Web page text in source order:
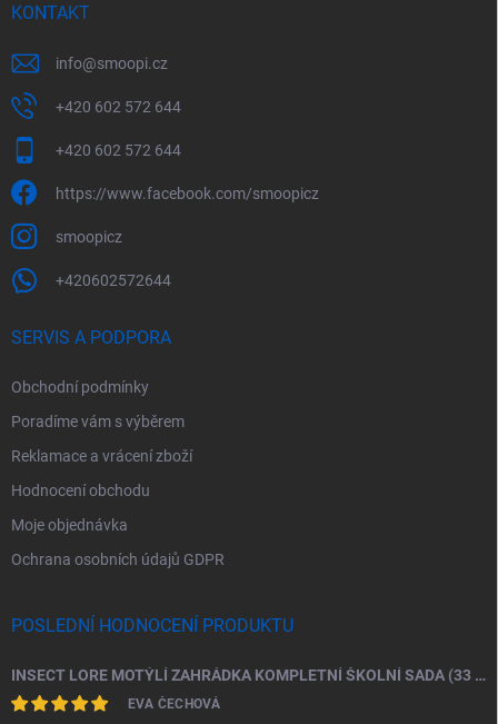
KONTAKT
info@smoopi.cz
+420 602 572 644
+420 602 572 644
https://www.facebook.com/smoopicz
smoopicz
+420602572644
SERVIS A PODPORA
Obchodní podmínky
Poradíme vám s výběrem
Reklamace a vrácení zboží
Hodnocení obchodu
Moje objednávka
Ochrana osobních údajů GDPR
POSLEDNÍ HODNOCENÍ PRODUKTU
INSECT LORE MOTÝLÍ ZAHRÁDKA KOMPLETNÍ ŠKOLNÍ SADA (33 HOUSENEK)
EVA ČECHOVÁ